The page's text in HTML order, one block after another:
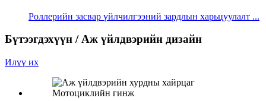
Роллерийн засвар үйлчилгээний зардлын харьцуулалт ...
Бүтээгдэхүүн / Аж үйлдвэрийн дизайн
Илүү их